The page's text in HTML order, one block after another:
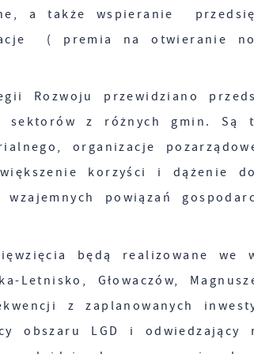
a także wspieranie
( premia na otwieranie
Rozwoju przewidziano
sektorów z różnych gmin. Są
organizacje
korzyści i dążenie
powiązań
będą realizowane
Letnisko, Głowaczów,
z zaplanowanych
obszaru LGD i